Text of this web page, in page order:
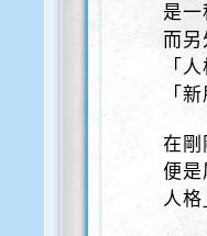
是一
而
「
「
在
便
人